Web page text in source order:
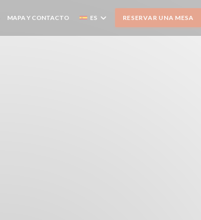
MAPA Y CONTACTO ES RESERVAR UNA MESA